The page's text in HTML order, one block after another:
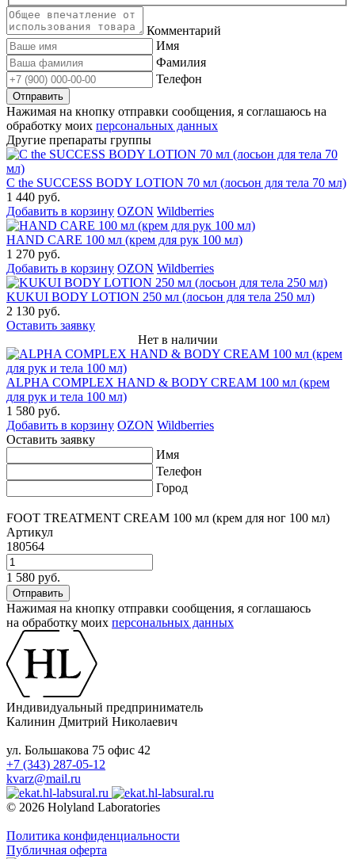
Комментарий
Имя
Фамилия
Телефон
Нажимая на кнопку отправки сообщения, я соглашаюсь на
обработку моих персональных данных
Другие препараты группы
C the SUCCESS BODY LOTION 70 мл (лосьон для тела 70 мл)
1 440 руб.
Добавить в корзину OZON Wildberries
HAND CARE 100 мл (крем для рук 100 мл)
1 270 руб.
Добавить в корзину OZON Wildberries
KUKUI BODY LOTION 250 мл (лосьон для тела 250 мл)
2 130 руб.
Оставить заявку
Нет в наличии
ALPHA COMPLEX HAND & BODY CREAM 100 мл (крем
для рук и тела 100 мл)
1 580 руб.
Добавить в корзину OZON Wildberries
Оставить заявку
Имя
Телефон
Город
FOOT TREATMENT CREAM 100 мл (крем для ног 100 мл)
Артикул
180564
1 580 руб.
Нажимая на кнопку отправки сообщения, я соглашаюсь
на обработку моих персональных данных
Индивидуальный предприниматель
Калинин Дмитрий Николаевич
ул. Большакова 75 офис 42
+7 (343) 287-05-12
kvarz@mail.ru
© 2026 Holyland Laboratories
Политика конфиденциальности
Публичная оферта